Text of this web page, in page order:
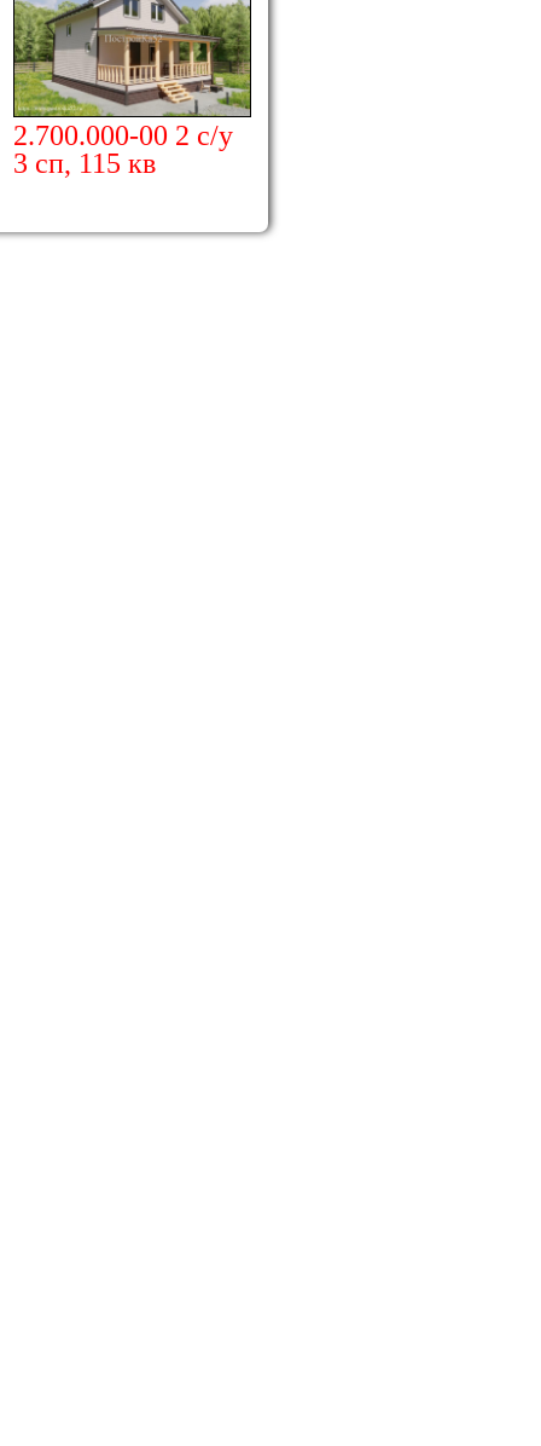
2.700.000-00 2 с/у
3 сп, 115 кв